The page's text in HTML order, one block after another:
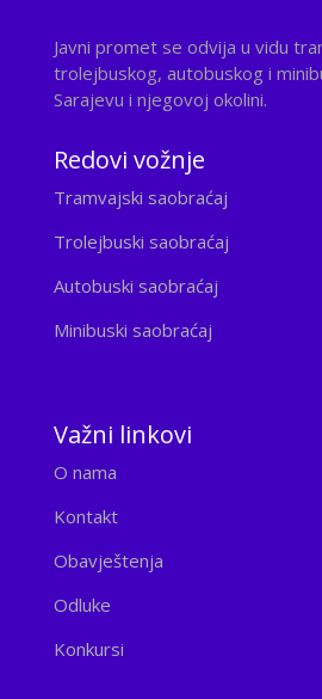
Javni promet se odvija u vidu
trolejbuskog, autobuskog i
Sarajevu i njegovoj okolini.
Redovi vožnje
Tramvajski saobraćaj
Trolejbuski saobraćaj
Autobuski saobraćaj
Minibuski saobraćaj
Važni linkovi
O nama
Kontakt
Obavještenja
Odluke
Konkursi